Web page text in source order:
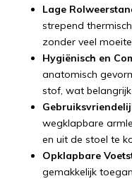
Lage
strepend
zonder veel
Hygiënisch en
anatomisch
stof, wat
wegklapbare
en uit de stoel te
Opklapbare
gemakkelijk